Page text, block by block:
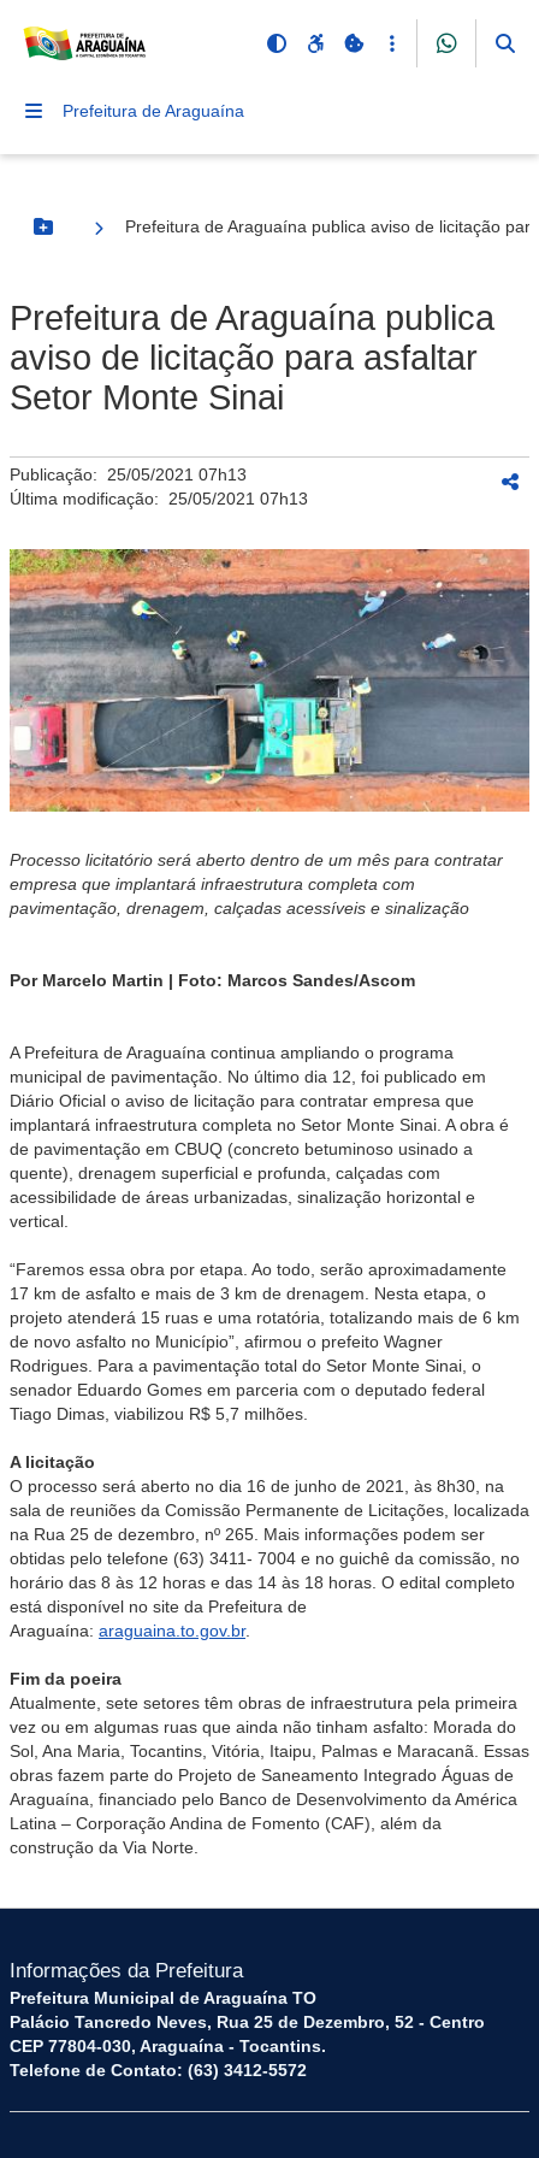
Prefeitura de Araguaína
Botão Menu
Prefeitura de Araguaína publica aviso de licitação
Prefeitura de Araguaína publica
aviso de licitação para asfaltar
Setor Monte Sinai
Publicação: 25/05/2021 07h13
Última modificação: 25/05/2021 07h13
Processo licitatório será aberto dentro de um mês para contratar
empresa que implantará infraestrutura completa com
pavimentação, drenagem, calçadas acessíveis e sinalização
Por Marcelo Martin | Foto: Marcos Sandes/Ascom
A Prefeitura de Araguaína continua ampliando o programa
municipal de pavimentação. No último dia 12, foi publicado em
Diário Oficial o aviso de licitação para contratar empresa que
implantará infraestrutura completa no Setor Monte Sinai. A obra é
de pavimentação em CBUQ (concreto betuminoso usinado a
quente), drenagem superficial e profunda, calçadas com
acessibilidade de áreas urbanizadas, sinalização horizontal e
vertical.
“Faremos essa obra por etapa. Ao todo, serão aproximadamente
17 km de asfalto e mais de 3 km de drenagem. Nesta etapa, o
projeto atenderá 15 ruas e uma rotatória, totalizando mais de 6 km
de novo asfalto no Município”, afirmou o prefeito Wagner
Rodrigues. Para a pavimentação total do Setor Monte Sinai, o
senador Eduardo Gomes em parceria com o deputado federal
Tiago Dimas, viabilizou R$ 5,7 milhões.
A licitação
O processo será aberto no dia 16 de junho de 2021, às 8h30, na
sala de reuniões da Comissão Permanente de Licitações, localizada
na Rua 25 de dezembro, nº 265. Mais informações podem ser
obtidas pelo telefone (63) 3411- 7004 e no guichê da comissão, no
horário das 8 às 12 horas e das 14 às 18 horas. O edital completo
está disponível no site da Prefeitura de
Araguaína: araguaina.to.gov.br.
Fim da poeira
Atualmente, sete setores têm obras de infraestrutura pela primeira
vez ou em algumas ruas que ainda não tinham asfalto: Morada do
Sol, Ana Maria, Tocantins, Vitória, Itaipu, Palmas e Maracanã. Essas
obras fazem parte do Projeto de Saneamento Integrado Águas de
Araguaína, financiado pelo Banco de Desenvolvimento da América
Latina – Corporação Andina de Fomento (CAF), além da
construção da Via Norte.
Informações da Prefeitura
Prefeitura Municipal de Araguaína TO
Palácio Tancredo Neves, Rua 25 de Dezembro, 52 - Centro
CEP 77804-030, Araguaína - Tocantins.
Telefone de Contato: (63) 3412-5572